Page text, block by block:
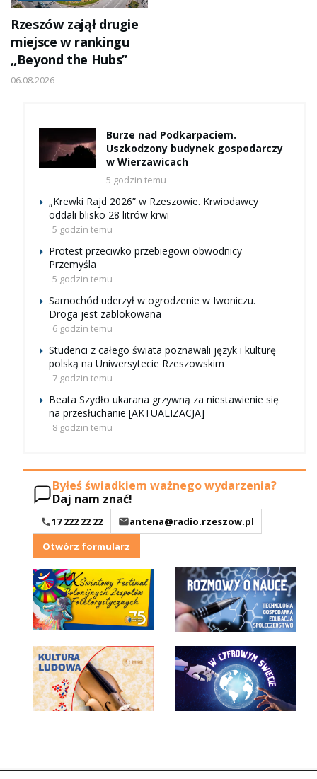
Rzeszów zajął drugie
miejsce w rankingu
„Beyond the Hubs”
06.08.2026
Burze nad Podkarpaciem.
Uszkodzony budynek gospodarczy
w Wierzawicach
5 godzin temu
„Krewki Rajd 2026” w Rzeszowie. Krwiodawcy
oddali blisko 28 litrów krwi
5 godzin temu
Protest przeciwko przebiegowi obwodnicy
Przemyśla
5 godzin temu
Samochód uderzył w ogrodzenie w Iwoniczu.
Droga jest zablokowana
6 godzin temu
Studenci z całego świata poznawali język i kulturę
polską na Uniwersytecie Rzeszowskim
7 godzin temu
Beata Szydło ukarana grzywną za niestawienie się
na przesłuchanie [AKTUALIZACJA]
8 godzin temu
Byłeś świadkiem ważnego wydarzenia?
Daj nam znać!
17 222 22 22
antena@radio.rzeszow.pl
Otwórz formularz